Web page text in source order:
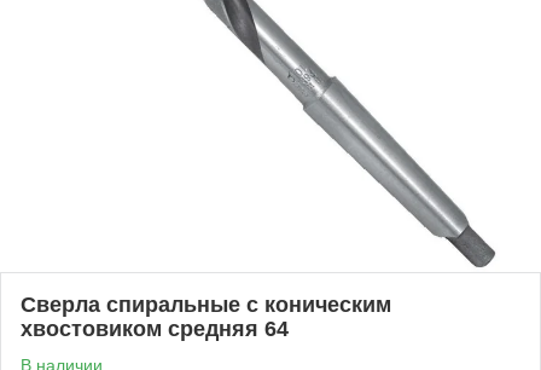
Сверла спиральные с коническим
хвостовиком средняя 64
В наличии